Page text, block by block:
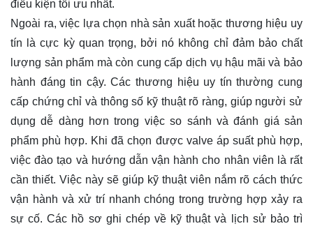
điều kiện tối ưu nhất.
Ngoài ra, việc lựa chọn nhà sản xuất hoặc thương hiệu uy
tín là cực kỳ quan trọng, bởi nó không chỉ đảm bảo chất
lượng sản phẩm mà còn cung cấp dịch vụ hậu mãi và bảo
hành đáng tin cậy. Các thương hiệu uy tín thường cung
cấp chứng chỉ và thông số kỹ thuật rõ ràng, giúp người sử
dụng dễ dàng hơn trong việc so sánh và đánh giá sản
phẩm phù hợp. Khi đã chọn được valve áp suất phù hợp,
việc đào tạo và hướng dẫn vận hành cho nhân viên là rất
cần thiết. Việc này sẽ giúp kỹ thuật viên nắm rõ cách thức
vận hành và xử trí nhanh chóng trong trường hợp xảy ra
sự cố. Các hồ sơ ghi chép về kỹ thuật và lịch sử bảo trì